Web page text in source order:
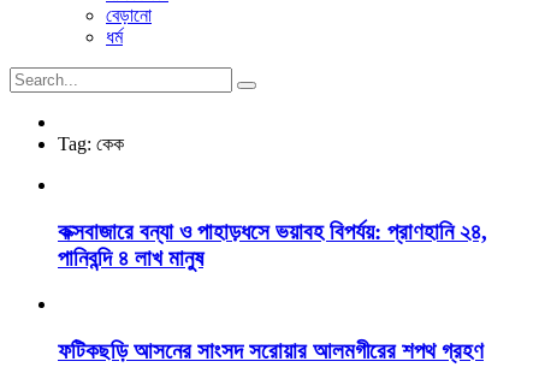
বেড়ানো
ধর্ম
Tag: কেক
কক্সবাজারে বন্যা ও পাহাড়ধসে ভয়াবহ বিপর্যয়: প্রাণহানি ২৪,
পানিবন্দি ৪ লাখ মানুষ
ফটিকছড়ি আসনের সাংসদ সরোয়ার আলমগীরের শপথ গ্রহণ